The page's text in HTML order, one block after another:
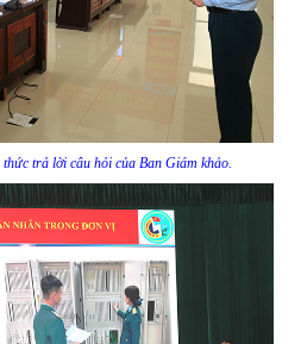
trả lời câu hỏi của Ban Giám khảo.